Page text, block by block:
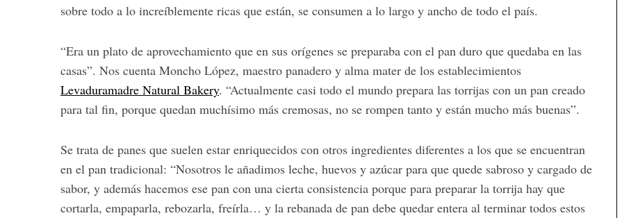
sobre todo a lo increíblemente ricas que están, se consumen a lo largo y ancho de todo el país.
“Era un plato de aprovechamiento que en sus orígenes se preparaba con el pan duro que quedaba en las
casas”. Nos cuenta Moncho López, maestro panadero y alma mater de los establecimientos
Levaduramadre Natural Bakery. “Actualmente casi todo el mundo prepara las torrijas con un pan creado
para tal fin, porque quedan muchísimo más cremosas, no se rompen tanto y están mucho más buenas”.
Se trata de panes que suelen estar enriquecidos con otros ingredientes diferentes a los que se encuentran
en el pan tradicional: “Nosotros le añadimos leche, huevos y azúcar para que quede sabroso y cargado de
sabor, y además hacemos ese pan con una cierta consistencia porque para preparar la torrija hay que
cortarla, empaparla, rebozarla, freírla… y la rebanada de pan debe quedar entera al terminar todos estos